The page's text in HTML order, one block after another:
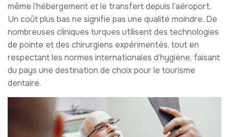
même l’hébergement et le transfert depuis l’aéroport.
Un coût plus bas ne signifie pas une qualité moindre. De
nombreuses cliniques turques utilisent des technologies
de pointe et des chirurgiens expérimentés, tout en
respectant les normes internationales d’hygiène, faisant
du pays une destination de choix pour le tourisme
dentaire.